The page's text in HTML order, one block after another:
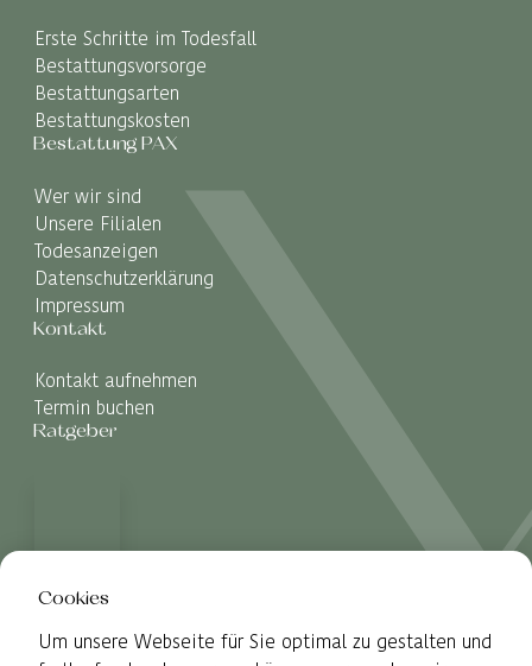
Erste Schritte im Todesfall
Bestattungsvorsorge
Bestattungsarten
Bestattungskosten
Bestattung PAX
Wer wir sind
Unsere Filialen
Todesanzeigen
Datenschutzerklärung
Impressum
Kontakt
Kontakt aufnehmen
Termin buchen
Ratgeber
Cookies
Um unsere Webseite für Sie optimal zu gestalten und